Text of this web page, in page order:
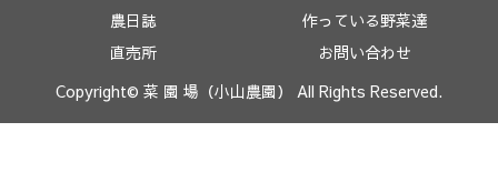
農日誌
作っている野菜達
直売所
お問い合わせ
Copyright© 菜 園 場（小山農園） All Rights Reserved.